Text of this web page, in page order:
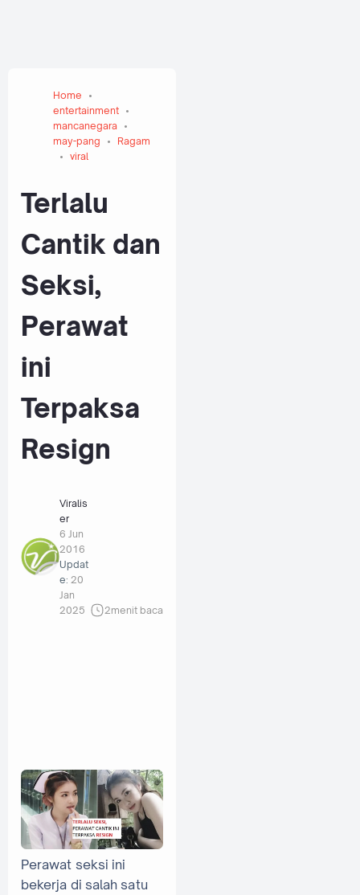
Home
entertainment
mancanegara
may-pang
Ragam
viral
Terlalu
Cantik dan
Seksi,
Perawat
ini
Terpaksa
Resign
Viralis
er
6 Jun
2016
Updat
e: 20
Jan
2025
2menit baca
Perawat seksi ini
bekerja di salah satu